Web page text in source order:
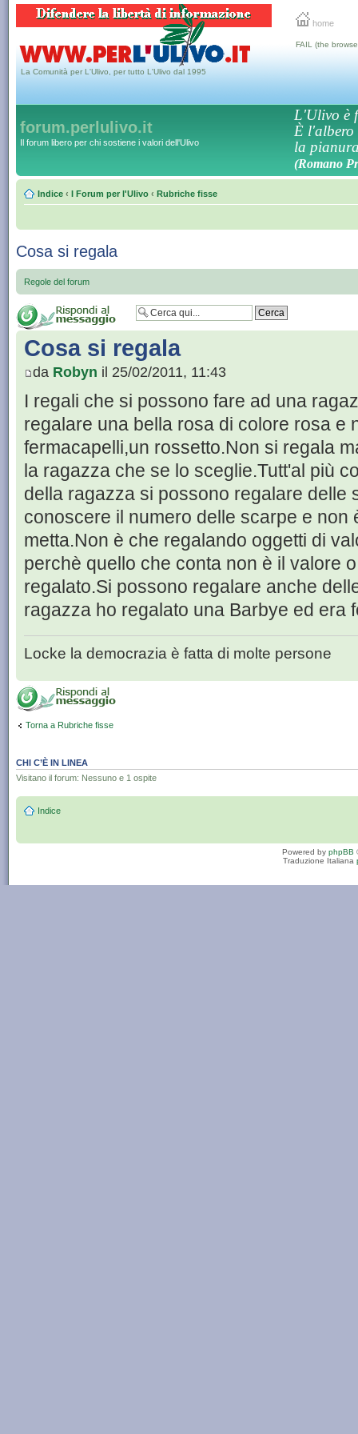
home
La Comunità per L'Ulivo, per tutto L'Ulivo dal 1995
FAIL (the
forum.perlulivo.it
Il forum libero per chi sostiene i valori dell'Ulivo
L'Ulivo è
È l'albero
la
(Romano
Indice ‹ I Forum per l'Ulivo ‹ Rubriche fisse
Cosa si regala
Regole del forum
Cosa si regala
da Robyn il 25/02/2011, 11:43
I regali che si possono fare ad una
regalare una bella rosa di colore rosa e
fermacapelli,un rossetto.Non si regala
la ragazza che se lo sceglie.Tutt'al più
della ragazza si possono regalare delle
conoscere il numero delle scarpe e non
metta.Non è che regalando oggetti di
perchè quello che conta non è il valore
regalato.Si possono regalare anche
ragazza ho regalato una Barbye ed era
Locke la democrazia è fatta di molte persone
Torna a Rubriche fisse
CHI C’È IN LINEA
Visitano il forum: Nessuno e 1 ospite
Indice
Powered by phpBB
Traduzione Italiana